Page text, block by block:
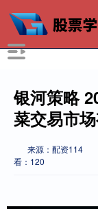
银河策略
菜交易市
来源：配资114
看：120